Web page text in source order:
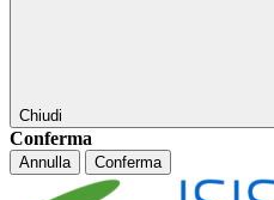
Chiudi
Conferma
Annulla Conferma